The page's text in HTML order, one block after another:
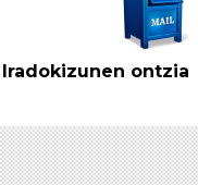
Iradokizunen ontzia